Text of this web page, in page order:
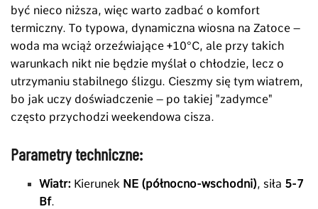
być nieco niższa, więc warto zadbać o komfort
termiczny. To typowa, dynamiczna wiosna na Zatoce –
woda ma wciąż orzeźwiające +10°C, ale przy takich
warunkach nikt nie będzie myślał o chłodzie, lecz o
utrzymaniu stabilnego ślizgu. Cieszmy się tym wiatrem,
bo jak uczy doświadczenie – po takiej "zadymce"
często przychodzi weekendowa cisza.
Parametry techniczne:
Wiatr: Kierunek NE (północno-wschodni), siła 5-7
Bf.